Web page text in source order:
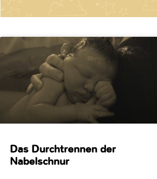
Das Durchtrennen der
Nabelschnur